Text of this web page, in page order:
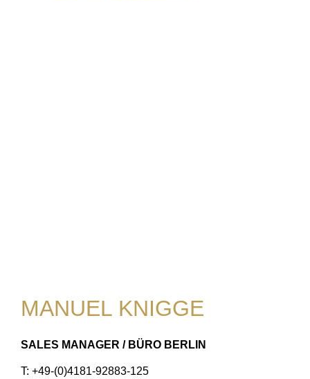
MANUEL KNIGGE
SALES MANAGER / BÜRO BERLIN
T: +49-(0)4181-92883-125